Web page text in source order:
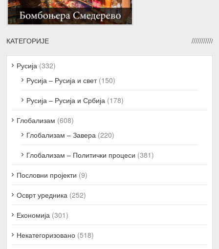
КАТЕГОРИЈЕ
Русија (332)
Русија – Русија и свет(150)
Русија – Русија и Србија (178)
Глобализам (608)
Глобализам – Завера (220)
Глобализам – Политички процеси (381)
Пословни пројекти (9)
Осврт уредника (252)
Економија (301)
Некатегоризовано (518)